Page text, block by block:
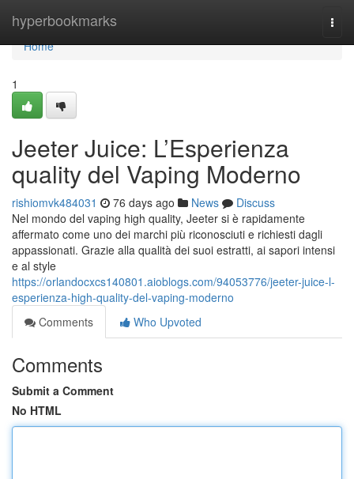
hyperbookmarks
Home
Home
1
Jeeter Juice: L’Esperienza
quality del Vaping Moderno
rishiomvk484031 76 days ago News
Discuss
Nel mondo del vaping high quality, Jeeter si è rapidamente
affermato come uno dei marchi più riconosciuti e richiesti dagli
appassionati. Grazie alla qualità dei suoi estratti, ai sapori intensi
e al style
https://orlandocxcs140801.aioblogs.com/94053776/jeeter-juice-l-
esperienza-high-quality-del-vaping-moderno
Comments
Who Upvoted
Comments
Submit a Comment
No HTML